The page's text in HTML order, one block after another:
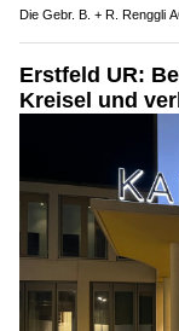
Die Gebr. B. + R. Renggli
Erstfeld UR:
Kreisel und